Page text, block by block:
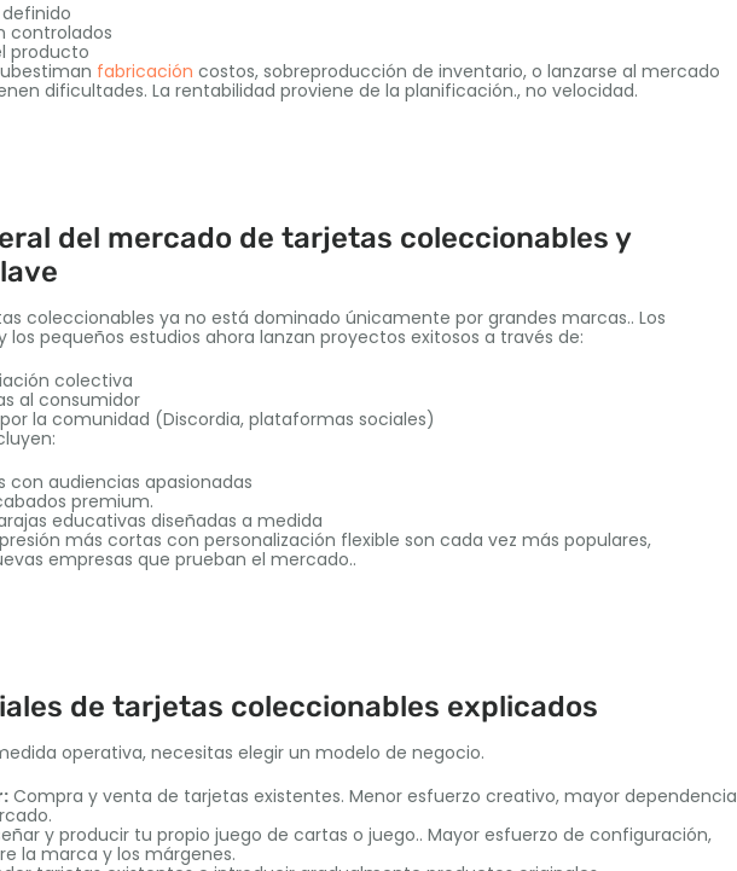
controlados
producto
fabricación costos, sobreproducción de inventario, o lanzarse al mercado
dificultades. La rentabilidad proviene de la planificación., no velocidad.
del mercado de tarjetas coleccionables y
coleccionables ya no está dominado únicamente por grandes marcas.. Los
los pequeños estudios ahora lanzan proyectos exitosos a través de:
colectiva
al consumidor
la comunidad (Discordia, plataformas sociales)
con audiencias apasionadas
premium.
educativas diseñadas a medida
más cortas con personalización flexible son cada vez más populares,
empresas que prueban el mercado..
de tarjetas coleccionables explicados
operativa, necesitas elegir un modelo de negocio.
Compra y venta de tarjetas existentes. Menor esfuerzo creativo, mayor dependencia
y producir tu propio juego de cartas o juego.. Mayor esfuerzo de configuración,
la marca y los márgenes.